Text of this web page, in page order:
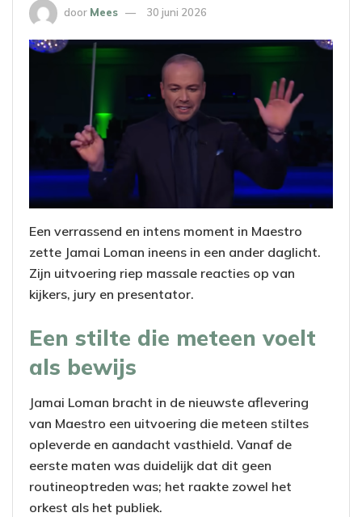
door Mees 30 juni 2026
Een verrassend en intens moment in Maestro
zette Jamai Loman ineens in een ander daglicht.
Zijn uitvoering riep massale reacties op van
kijkers, jury en presentator.
Een stilte die meteen voelt
als bewijs
Jamai Loman bracht in de nieuwste aflevering
van Maestro een uitvoering die meteen stiltes
opleverde en aandacht vasthield. Vanaf de
eerste maten was duidelijk dat dit geen
routineoptreden was; het raakte zowel het
orkest als het publiek.